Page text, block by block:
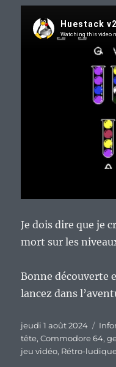
Je dois dire que je
mort sur les
Bonne découverte
lancez dans
Publié
le
jeudi 1 août 2024
tête,Commodore 64,
jeu vidéo, Rétro-